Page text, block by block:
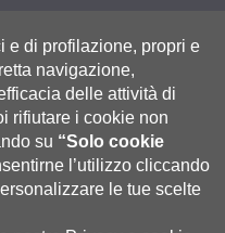
e di profilazione, propri e
navigazione,
delle attività di
rifiutare i cookie non
su “Solo cookie
l’utilizzo cliccando
le tue scelte